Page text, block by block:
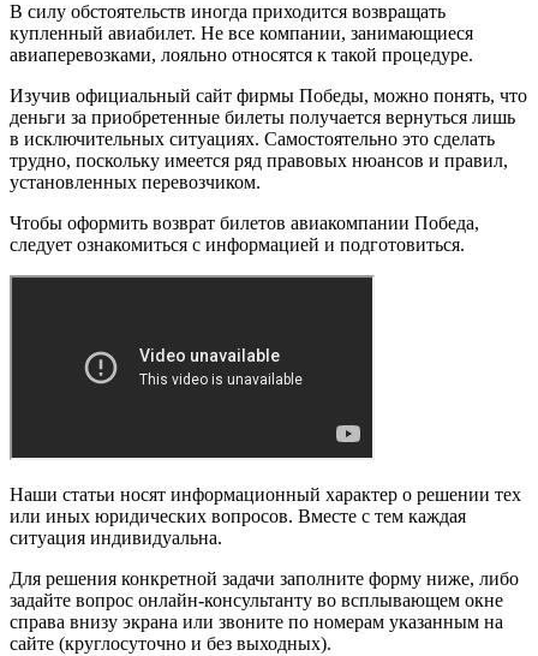
В силу обстоятельств иногда приходится возвращать
купленный авиабилет. Не все компании, занимающиеся
авиаперевозками, лояльно относятся к такой процедуре.
Изучив официальный сайт фирмы Победы, можно понять, что
деньги за приобретенные билеты получается вернуться лишь
в исключительных ситуациях. Самостоятельно это сделать
трудно, поскольку имеется ряд правовых нюансов и правил,
установленных перевозчиком.
Чтобы оформить возврат билетов авиакомпании Победа,
следует ознакомиться с информацией и подготовиться.
Наши статьи носят информационный характер о решении тех
или иных юридических вопросов. Вместе с тем каждая
ситуация индивидуальна.
Для решения конкретной задачи заполните форму ниже, либо
задайте вопрос онлайн-консультанту во всплывающем окне
справа внизу экрана или звоните по номерам указанным на
сайте (круглосуточно и без выходных).